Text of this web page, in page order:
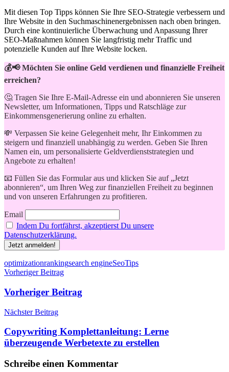
Mit ⁢diesen Top Tipps ⁢können Sie Ihre SEO-Strategie⁣ verbessern und​
Ihre Website in den Suchmaschinenergebnissen nach oben ⁢bringen.
Durch ‍eine kontinuierliche​ Überwachung und Anpassung Ihrer
SEO-Maßnahmen⁣ können⁣ Sie langfristig ‌mehr Traffic und
potenzielle Kunden auf Ihre Website locken.
💰📢 Möchten Sie online Geld verdienen und finanzielle Freiheit
erreichen?
🤔 Tragen Sie Ihre E-Mail-Adresse ein und abonnieren Sie unseren
Newsletter, um Informationen, Tipps und Ratschläge zur
Einkommensgenerierung online zu erhalten.
💸 Verpassen Sie keine Gelegenheit mehr, Ihr Einkommen zu
steigern und finanziell unabhängig zu werden. Geben Sie Ihren
Namen ein, um personalisierte Geldverdienststrategien und
Angebote zu erhalten!
📧 Füllen Sie das Formular aus und klicken Sie auf „Jetzt
abonnieren“, um Ihren Weg zur finanziellen Freiheit zu beginnen
und von unseren Erfahrungen zu profitieren.
Email
Indem Du fortfährst, akzeptierst Du unsere
Datenschutzerklärung.
Schlagwörter
optimizationrankingsearch engineSeoTips
Beitragsnavigation
Vorheriger Beitrag
Vorheriger Beitrag
Nächster Beitrag
Copywriting Komplettanleitung: Lerne
überzeugende Werbetexte zu erstellen
Schreibe einen Kommentar